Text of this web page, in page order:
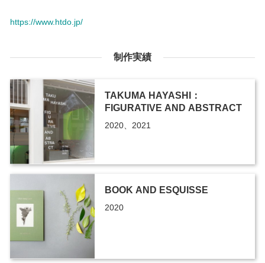
https://www.htdo.jp/
制作実績
TAKUMA HAYASHI：
FIGURATIVE AND ABSTRACT
2020、2021
BOOK AND ESQUISSE
2020